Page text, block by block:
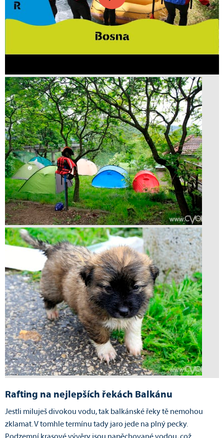
Rafting na nejlepších řekách Balkánu
Jestli miluješ divokou vodu, tak balkánské řeky tě nemohou
zklamat. V tomhle termínu tady jaro jede na plný pecky.